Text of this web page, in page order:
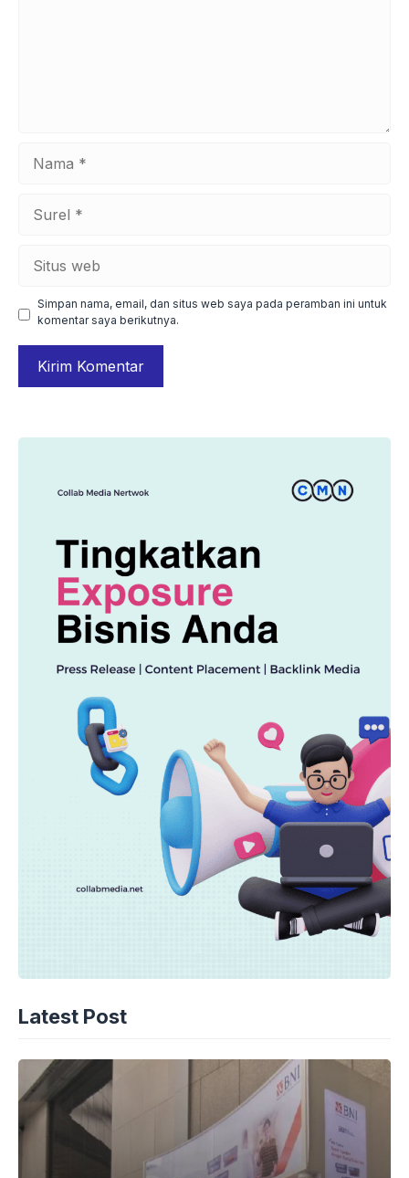
web
Simpan nama, email, dan situs web saya pada peramban ini untuk
komentar saya berikutnya.
Latest Post